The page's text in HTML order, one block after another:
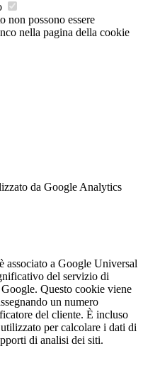
non possono essere
nella pagina della cookie
da Google Analytics
associato a Google Universal
del servizio di
Questo cookie viene
un numero
del cliente. È incluso
per calcolare i dati di
di analisi dei siti.